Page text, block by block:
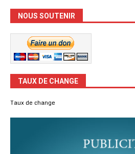
NOUS SOUTENIR
TAUX DE CHANGE
Taux de change